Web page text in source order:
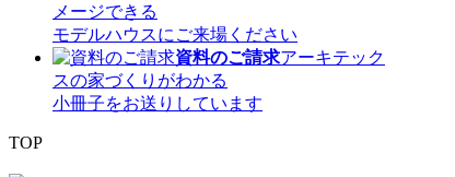
メージできる
モデルハウスにご来場ください
資料のご請求アーキテック
スの家づくりがわかる
小冊子をお送りしています
TOP